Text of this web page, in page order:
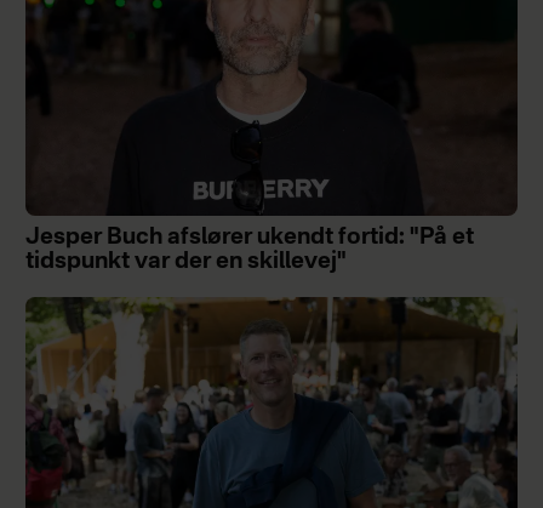
Jesper Buch afslører ukendt fortid: "På et
tidspunkt var der en skillevej"